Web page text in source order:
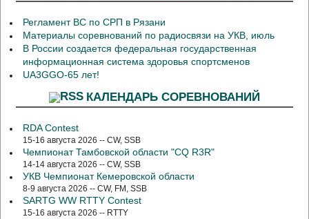
Регламент ВС по СРП в Рязани
Материалы соревнований по радиосвязи на УКВ, июль
В России создается федеральная государственная
информационная система здоровья спортсменов
UA3GGO-65 лет!
КАЛЕНДАРЬ СОРЕВНОВАНИЙ
RDA Contest
15-16 августа 2026 -- CW, SSB
Чемпионат Тамбовской области "CQ R3R"
14-14 августа 2026 -- CW, SSB
УКВ Чемпионат Кемеровской области
8-9 августа 2026 -- CW, FM, SSB
SARTG WW RTTY Contest
15-16 августа 2026 -- RTTY